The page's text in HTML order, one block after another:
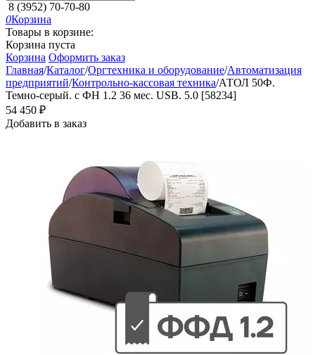
8 (3952) 70-70-80
0Корзина
Товары в корзине:
Корзина пуста
Корзина Оформить заказ
Главная/Каталог/Оргтехника и оборудование/Автоматизация
предприятий/Контрольно-кассовая техника/АТОЛ 50Ф.
Темно-серый. с ФН 1.2 36 мес. USB. 5.0 [58234]
54 450 ₽
Добавить в заказ